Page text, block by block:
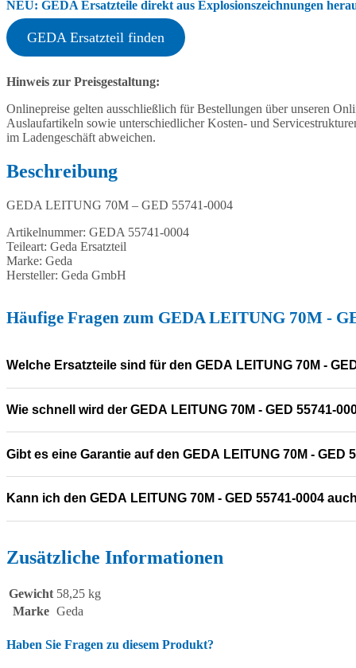
NEU: GEDA Ersatzteile direkt aus Explosionszeichnungen
GEDA Ersatzteil finden
Hinweis zur Preisgestaltung:
Onlinepreise gelten ausschließlich für Bestellungen über unseren
Auslaufartikeln sowie unterschiedlicher Kosten- und
im Ladengeschäft abweichen.
Beschreibung
GEDA LEITUNG 70M – GED 55741-0004
Artikelnummer: GEDA 55741-0004
Teileart: Geda Ersatzteil
Marke: Geda
Hersteller: Geda GmbH
Häufige Fragen zum GEDA LEITUNG 70M -
Welche Ersatzteile sind für den GEDA LEITUNG 70M -
Wie schnell wird der GEDA LEITUNG 70M - GED 55741-
Gibt es eine Garantie auf den GEDA LEITUNG 70M - GED
Kann ich den GEDA LEITUNG 70M - GED 55741-0004
Zusätzliche Informationen
Gewicht 58,25 kg
Marke Geda
Haben Sie Fragen zu diesem Produkt?